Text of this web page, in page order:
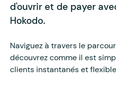
d'ouvrir et de payer
Hokodo.
Naviguez à travers le
découvrez comme il est
clients instantanés et